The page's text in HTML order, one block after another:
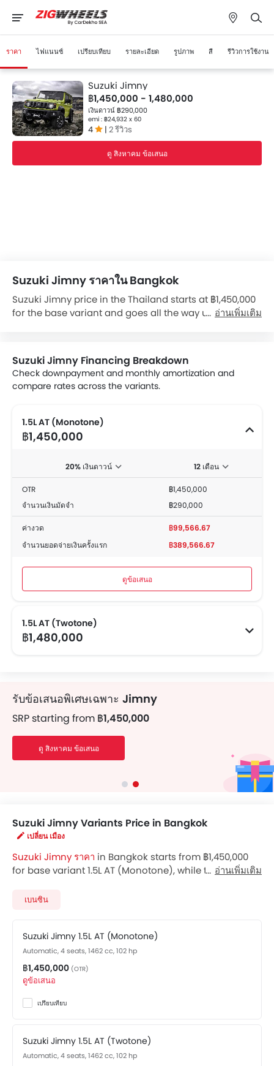
ราคา ไฟแนนซ์ เปรียบเทียบ รายละเอียด รูปภาพ สี รีวิวการใช้งาน
Suzuki Jimny
฿1,450,000 - 1,480,000
เงินดาวน์ ฿290,000
emi : ฿24,932 x 60
4 | 2 รีวิวs
ดู สิงหาคม ข้อเสนอ
Suzuki Jimny ราคาใน Bangkok
Suzuki Jimny price in the Thailand starts at ฿1,450,000
for the base variant and goes all the way up to
price list and available special promo offers below.
Also, get the best price by requesting quotes from
authorised Suzuki dealerships.
อ่านเพิ่มเติม
Suzuki Jimny Financing Breakdown
Check downpayment and monthly amortization and
compare rates across the variants.
1.5L AT (Monotone)
฿1,450,000
20% เงินดาวน์ 12 เดือน
OTR
฿1,450,000
จำนวนเงินมัดจำ
฿290,000
ค่างวด
฿99,566.67
จำนวนยอดจ่ายเงินครั้งแรก
฿389,566.67
ดูข้อเสนอ
1.5L AT (Twotone)
฿1,480,000
รับข้อเสนอพิเศษเฉพาะ Jimny
SRP starting from ฿1,450,000
ดู สิงหาคม ข้อเสนอ
Suzuki Jimny Variants Price in Bangkok
เปลี่ยน เมือง
Suzuki Jimny ราคา in Bangkok starts from ฿1,450,000
for base variant 1.5L AT (Monotone), while the top spec
nearest
อ่านเพิ่มเติม
เบนซิน
Suzuki Jimny 1.5L AT (Monotone)
Automatic, 4 seats, 1462 cc, 102 hp
฿1,450,000 (OTR)
ดูข้อเสนอ
เปรียบเทียบ
Suzuki Jimny 1.5L AT (Twotone)
Automatic, 4 seats, 1462 cc, 102 hp